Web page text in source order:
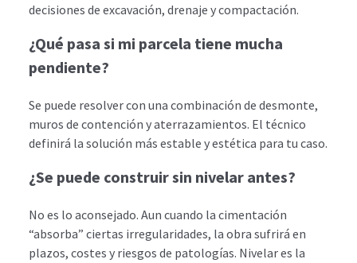
decisiones de excavación, drenaje y compactación.
¿Qué pasa si mi parcela tiene mucha
pendiente?
Se puede resolver con una combinación de desmonte,
muros de contención y aterrazamientos. El técnico
definirá la solución más estable y estética para tu caso.
¿Se puede construir sin nivelar antes?
No es lo aconsejado. Aun cuando la cimentación
“absorba” ciertas irregularidades, la obra sufrirá en
plazos, costes y riesgos de patologías. Nivelar es la